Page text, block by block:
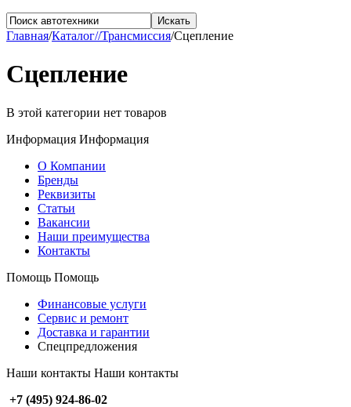
Искать
Главная/Каталог//Трансмиссия/Сцепление
Сцепление
В этой категории нет товаров
Информация Информация
О Компании
Бренды
Реквизиты
Статьи
Вакансии
Наши преимущества
Контакты
Помощь Помощь
Финансовые услуги
Сервис и ремонт
Доставка и гарантии
Спецпредложения
Наши контакты Наши контакты
+7 (495) 924-86-02